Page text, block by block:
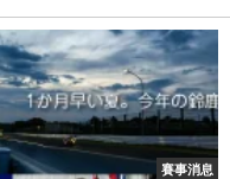
賽事消息